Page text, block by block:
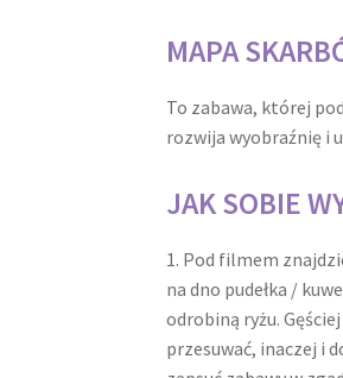
MAPA
To zabawa, której
rozwija wyobraźnię i
JAK SOBIE
1. Pod filmem
na dno pudełka /
odrobiną ryżu.
przesuwać, inaczej i